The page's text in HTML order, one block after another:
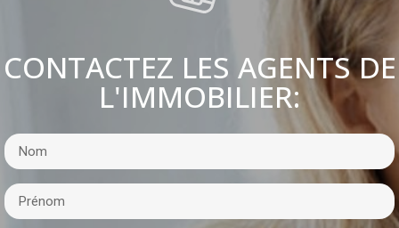
CONTACTEZ LES AGENTS DE
L'IMMOBILIER: